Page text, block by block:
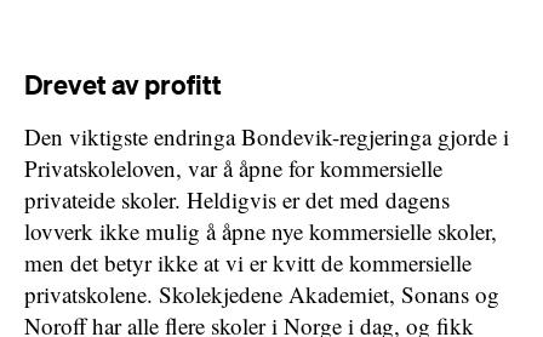
Drevet av profitt
Den viktigste endringa Bondevik-regjeringa gjorde i
Privatskoleloven, var å åpne for kommersielle
privateide skoler. Heldigvis er det med dagens
lovverk ikke mulig å åpne nye kommersielle skoler,
men det betyr ikke at vi er kvitt de kommersielle
privatskolene. Skolekjedene Akademiet, Sonans og
Noroff har alle flere skoler i Norge i dag, og fikk